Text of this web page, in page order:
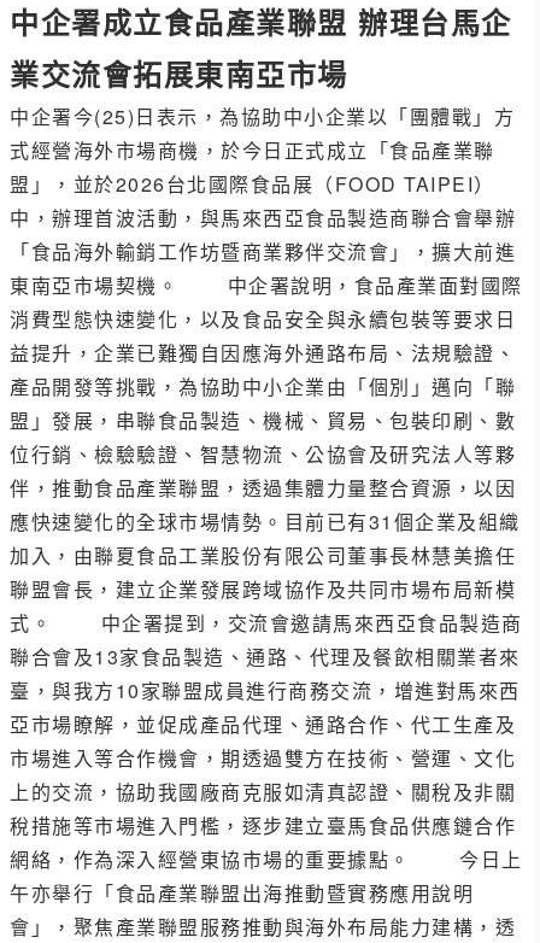
中企署成立食品產業聯盟 辦理台馬企
業交流會拓展東南亞市場
中企署今(25)日表示，為協助中小企業以「團體戰」方
式經營海外市場商機，於今日正式成立「食品產業聯
盟」，並於2026台北國際食品展（FOOD TAIPEI）
中，辦理首波活動，與馬來西亞食品製造商聯合會舉辦
「食品海外輸銷工作坊暨商業夥伴交流會」，擴大前進
東南亞市場契機。 中企署說明，食品產業面對國際
消費型態快速變化，以及食品安全與永續包裝等要求日
益提升，企業已難獨自因應海外通路布局、法規驗證、
產品開發等挑戰，為協助中小企業由「個別」邁向「聯
盟」發展，串聯食品製造、機械、貿易、包裝印刷、數
位行銷、檢驗驗證、智慧物流、公協會及研究法人等夥
伴，推動食品產業聯盟，透過集體力量整合資源，以因
應快速變化的全球市場情勢。目前已有31個企業及組織
加入，由聯夏食品工業股份有限公司董事長林慧美擔任
聯盟會長，建立企業發展跨域協作及共同市場布局新模
式。 中企署提到，交流會邀請馬來西亞食品製造商
聯合會及13家食品製造、通路、代理及餐飲相關業者來
臺，與我方10家聯盟成員進行商務交流，增進對馬來西
亞市場瞭解，並促成產品代理、通路合作、代工生產及
市場進入等合作機會，期透過雙方在技術、營運、文化
上的交流，協助我國廠商克服如清真認證、關稅及非關
稅措施等市場進入門檻，逐步建立臺馬食品供應鏈合作
網絡，作為深入經營東協市場的重要據點。 今日上
午亦舉行「食品產業聯盟出海推動暨實務應用說明
會」，聚焦產業聯盟服務推動與海外布局能力建構，透